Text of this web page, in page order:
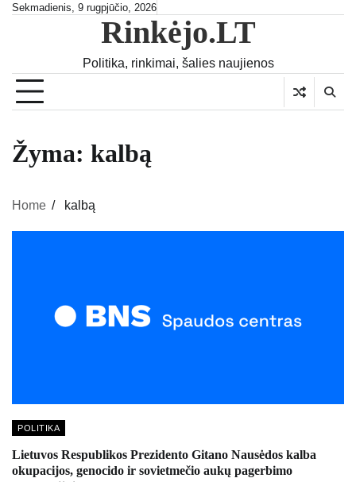
SkipSekmadienis, 9 rugpjūčio, 2026
Rinkėjo.LT
Politika, rinkimai, šalies naujienos
Žyma: kalbą
Home kalbą
POLITIKA
Lietuvos Respublikos Prezidento Gitano Nausėdos kalba
okupacijos, genocido ir sovietmečio aukų pagerbimo